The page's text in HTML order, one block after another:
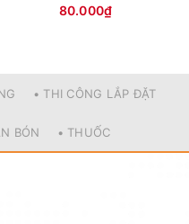
khoáng NPK (tỉ lệ cân đối
80.000₫
• THI CÔNG LẮP ĐẶT
BÓN • THUỐC